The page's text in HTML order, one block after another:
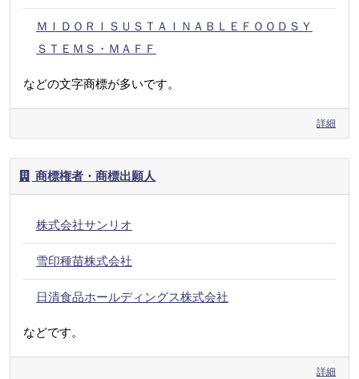
ＭＩＤＯＲＩＳＵＳＴＡＩＮＡＢＬＥＦＯＯＤＳＹ
ＳＴＥＭＳ・ＭＡＦＦ
などの文字商標が多いです。
詳細
商標権者・商標出願人
株式会社サンリオ
雪印種苗株式会社
日清食品ホールディングス株式会社
などです。
詳細